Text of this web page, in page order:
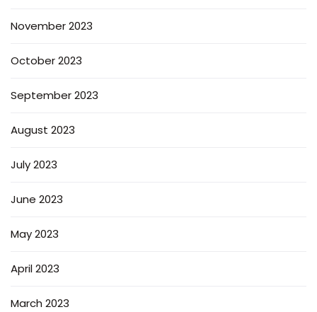
November 2023
October 2023
September 2023
August 2023
July 2023
June 2023
May 2023
April 2023
March 2023